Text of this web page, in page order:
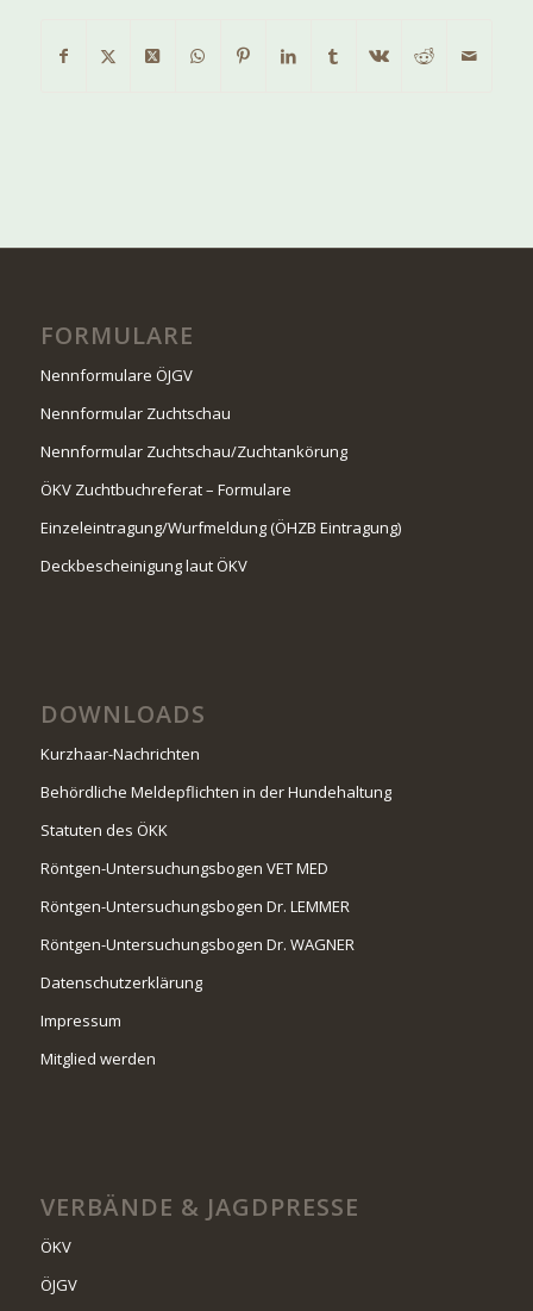
FORMULARE
Nennformulare ÖJGV
Nennformular Zuchtschau
Nennformular Zuchtschau/Zuchtankörung
ÖKV Zuchtbuchreferat – Formulare
Einzeleintragung/Wurfmeldung (ÖHZB Eintragung)
Deckbescheinigung laut ÖKV
DOWNLOADS
Kurzhaar-Nachrichten
Behördliche Meldepflichten in der Hundehaltung
Statuten des ÖKK
Röntgen-Untersuchungsbogen VET MED
Röntgen-Untersuchungsbogen Dr. LEMMER
Röntgen-Untersuchungsbogen Dr. WAGNER
Datenschutzerklärung
Impressum
Mitglied werden
VERBÄNDE & JAGDPRESSE
ÖKV
ÖJGV